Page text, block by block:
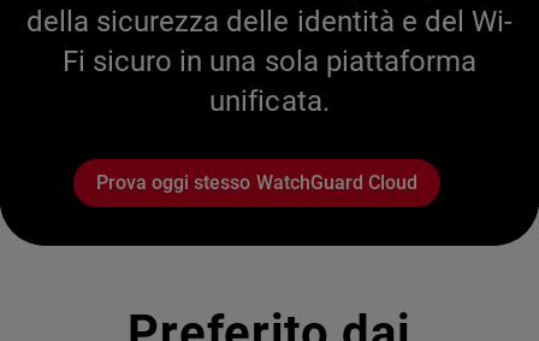
della sicurezza delle identità e del Wi-
Fi sicuro in una sola piattaforma
unificata.
Prova oggi stesso WatchGuard Cloud